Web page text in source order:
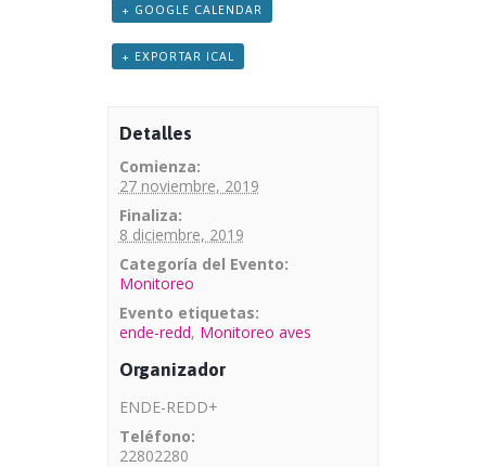
+ GOOGLE CALENDAR
+ EXPORTAR ICAL
Detalles
Comienza:
27 noviembre, 2019
Finaliza:
8 diciembre, 2019
Categoría del Evento:
Monitoreo
Evento etiquetas:
ende-redd, Monitoreo aves
Organizador
ENDE-REDD+
Teléfono:
22802280